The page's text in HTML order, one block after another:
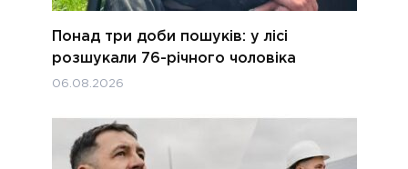
Понад три доби пошуків: у лісі
розшукали 76-річного чоловіка
06.08.2026